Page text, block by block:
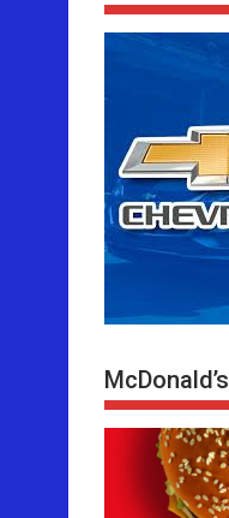
McDonald’s